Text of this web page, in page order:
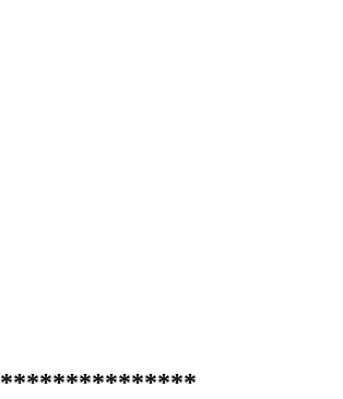
***************